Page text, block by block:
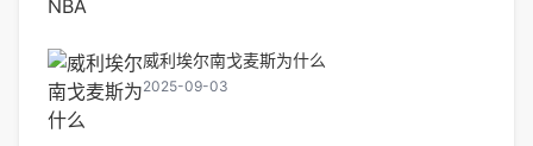
威利埃尔南戈麦斯为什么
2025-09-03